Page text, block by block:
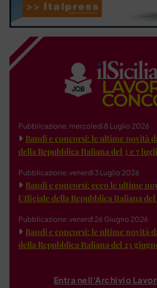
Pubblicazione: mercoledì 8 Luglio 2026
Bandi e concorsi: le ultime novità
della Repubblica Italiana del 3 e 7
Pubblicazione: venerdì 3 Luglio 2026
Bandi e concorsi: ecco le ultime
Ufficiale della Repubblica Italiana
Pubblicazione: venerdì 26 Giugno 2026
Bandi e concorsi: le ultime novità
della Repubblica Italiana del 23
Entra nell'Archivio